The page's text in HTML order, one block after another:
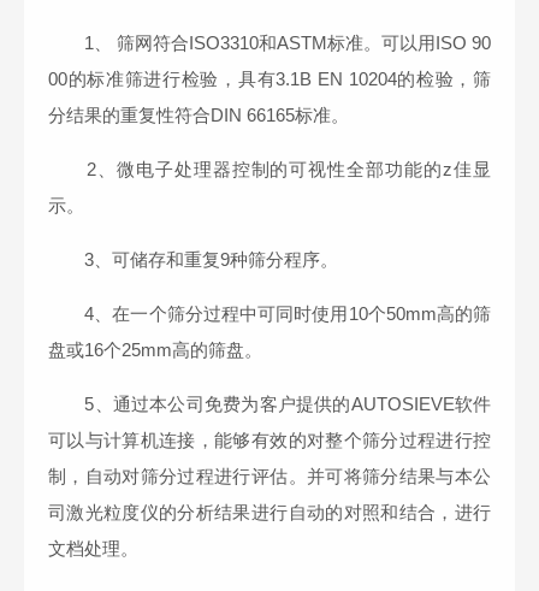
1、 筛网符合ISO3310和ASTM标准。可以用ISO 90
00的标准筛进行检验，具有3.1B EN 10204的检验，筛
分结果的重复性符合DIN 66165标准。
2、微电子处理器控制的可视性全部功能的z佳显
示。
3、可储存和重复9种筛分程序。
4、在一个筛分过程中可同时使用10个50mm高的筛
盘或16个25mm高的筛盘。
5、通过本公司免费为客户提供的AUTOSIEVE软件
可以与计算机连接，能够有效的对整个筛分过程进行控
制，自动对筛分过程进行评估。并可将筛分结果与本公
司激光粒度仪的分析结果进行自动的对照和结合，进行
文档处理。